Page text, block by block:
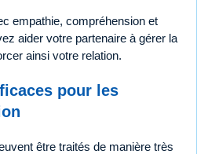
empathie, compréhension et
aider votre partenaire à gérer la
ainsi votre relation.
pour les
être traités de manière très